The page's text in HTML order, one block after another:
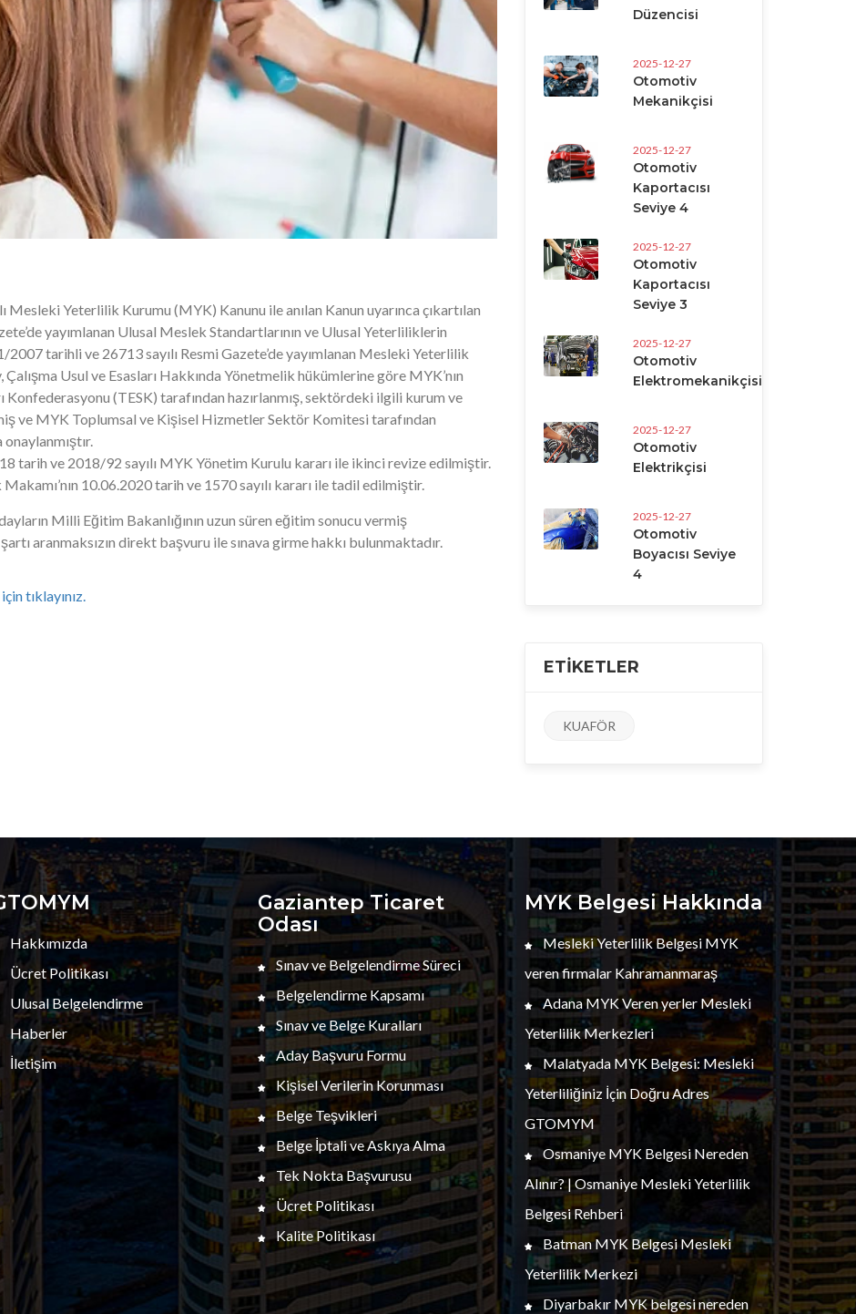
Yeterlilik Kurumu (MYK) Kanunu ile anılan Kanun uyarınca çıkartılan
yayımlanan Ulusal Meslek Standartlarının ve Ulusal Yeterliliklerin
tarihli ve 26713 sayılı Resmi Gazete’de yayımlanan Mesleki Yeterlilik
Usul ve Esasları Hakkında Yönetmelik hükümlerine göre MYK’nın
(TESK) tarafından hazırlanmış, sektördeki ilgili kurum ve
ve MYK Toplumsal ve Kişisel Hizmetler Sektör Komitesi tarafından
tarih ve 2018/92 sayılı MYK Yönetim Kurulu kararı ile ikinci revize edilmiştir.
10.06.2020 tarih ve 1570 sayılı kararı ile tadil edilmiştir.
Milli Eğitim Bakanlığının uzun süren eğitim sonucu vermiş
aranmaksızın direkt başvuru ile sınava girme hakkı bulunmaktadır.
tıklayınız.
Düzencisi
2025-12-27
Otomotiv
Mekanikçisi
2025-12-27
Otomotiv
Kaportacısı
Seviye 4
2025-12-27
Otomotiv
Kaportacısı
Seviye 3
2025-12-27
Otomotiv
Elektromekanikçisi
2025-12-27
Otomotiv
Elektrikçisi
2025-12-27
Otomotiv
Boyacısı Seviye
4
ETIKETLER
KUAFÖR
Hakkımızda
Ücret Politikası
Ulusal Belgelendirme
Haberler
İletişim
Gaziantep Ticaret
Odası
Sınav ve Belgelendirme Süreci
Belgelendirme Kapsamı
Sınav ve Belge Kuralları
Aday Başvuru Formu
Kişisel Verilerin Korunması
Belge Teşvikleri
Belge İptali ve Askıya Alma
Tek Nokta Başvurusu
Ücret Politikası
Kalite Politikası
MYK Belgesi Hakkında
Mesleki Yeterlilik Belgesi MYK
veren firmalar Kahramanmaraş
Adana MYK Veren yerler Mesleki
Yeterlilik Merkezleri
Malatyada MYK Belgesi: Mesleki
Yeterliliğiniz İçin Doğru Adres
GTOMYM
Osmaniye MYK Belgesi Nereden
Alınır? | Osmaniye Mesleki Yeterlilik
Belgesi Rehberi
Batman MYK Belgesi Mesleki
Yeterlilik Merkezi
Diyarbakır MYK belgesi nereden